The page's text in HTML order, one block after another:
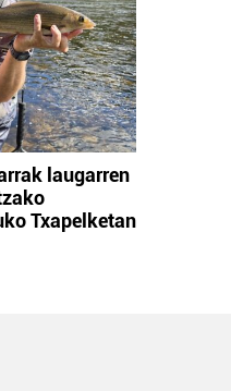
laugarren
Txapelketan